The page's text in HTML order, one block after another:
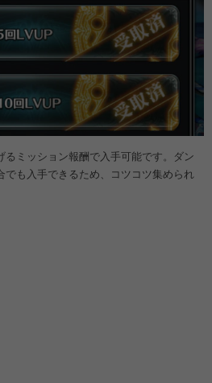
るミッション報酬で入手可能です。ダン
でも入手できるため、コツコツ集められ